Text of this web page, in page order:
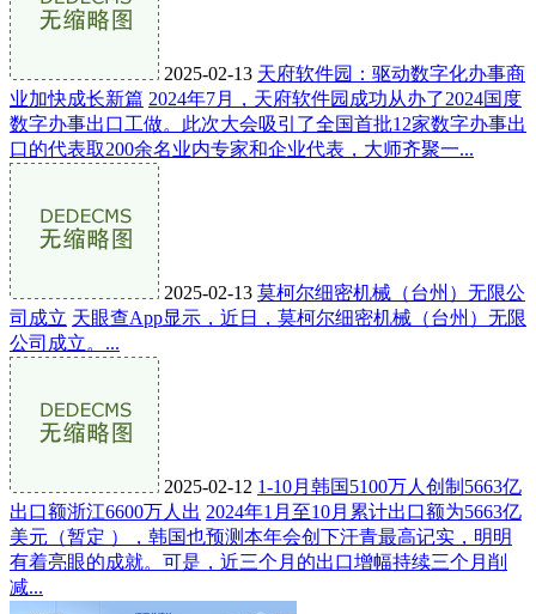
2025-02-13 天府软件园：驱动数字化办事商
业加快成长新篇 2024年7月，天府软件园成功从办了2024国度
数字办事出口工做。此次大会吸引了全国首批12家数字办事出
口的代表取200余名业内专家和企业代表，大师齐聚一...
2025-02-13 莫柯尔细密机械（台州）无限公
司成立 天眼查App显示，近日，莫柯尔细密机械（台州）无限
公司成立。...
2025-02-12 1-10月韩国5100万人创制5663亿
出口额浙江6600万人出 2024年1月至10月累计出口额为5663亿
美元（暂定 ），韩国也预测本年会创下汗青最高记实，明明
有着亮眼的成就。可是，近三个月的出口增幅持续三个月削
减...